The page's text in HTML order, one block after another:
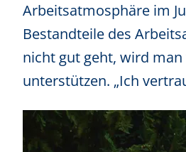
Arbeitsatmosphäre im
Bestandteile des
nicht gut geht, wird man
unterstützen. „Ich